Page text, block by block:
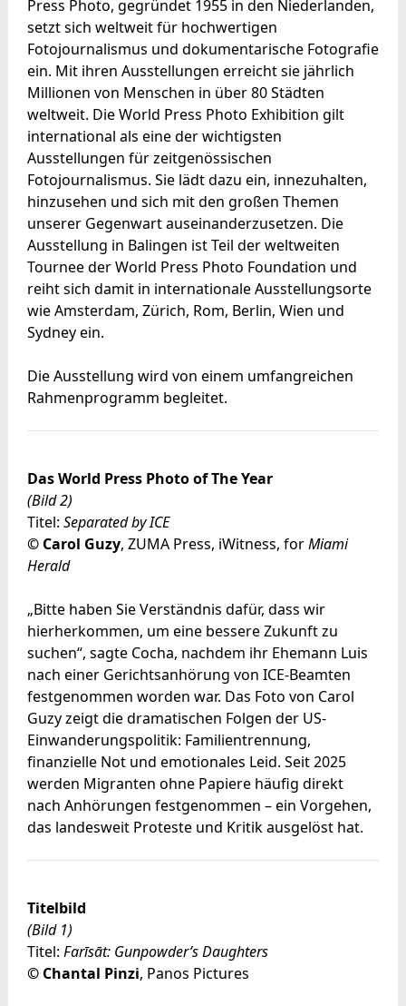
Press Photo, gegründet 1955 in den Niederlanden,
setzt sich weltweit für hochwertigen
Fotojournalismus und dokumentarische Fotografie
ein. Mit ihren Ausstellungen erreicht sie jährlich
Millionen von Menschen in über 80 Städten
weltweit. Die World Press Photo Exhibition gilt
international als eine der wichtigsten
Ausstellungen für zeitgenössischen
Fotojournalismus. Sie lädt dazu ein, innezuhalten,
hinzusehen und sich mit den großen Themen
unserer Gegenwart auseinanderzusetzen. Die
Ausstellung in Balingen ist Teil der weltweiten
Tournee der World Press Photo Foundation und
reiht sich damit in internationale Ausstellungsorte
wie Amsterdam, Zürich, Rom, Berlin, Wien und
Sydney ein.
Die Ausstellung wird von einem umfangreichen
Rahmenprogramm begleitet.
Das World Press Photo of The Year
(Bild 2)
Titel: Separated by ICE
© Carol Guzy, ZUMA Press, iWitness, forMiami
Herald
„Bitte haben Sie Verständnis dafür, dass wir
hierherkommen, um eine bessere Zukunft zu
suchen“, sagte Cocha, nachdem ihr Ehemann Luis
nach einer Gerichtsanhörung von ICE-Beamten
festgenommen worden war. Das Foto von Carol
Guzy zeigt die dramatischen Folgen der US-
Einwanderungspolitik: Familientrennung,
finanzielle Not und emotionales Leid. Seit 2025
werden Migranten ohne Papiere häufig direkt
nach Anhörungen festgenommen – ein Vorgehen,
das landesweit Proteste und Kritik ausgelöst hat.
Titelbild
(Bild 1)
Titel: Farīsāt: Gunpowder’s Daughters
© Chantal Pinzi, Panos Pictures